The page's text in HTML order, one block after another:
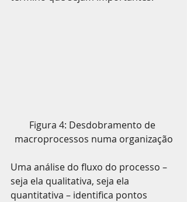
Figura 4: Desdobramento de
macroprocessos numa organização
Uma análise do fluxo do processo –
seja ela qualitativa, seja ela
quantitativa – identifica pontos